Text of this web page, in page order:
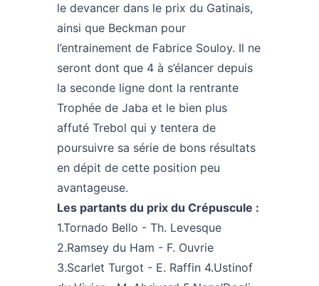
le devancer dans le prix du Gatinais,
ainsi que Beckman pour
l’entrainement de Fabrice Souloy. Il ne
seront dont que 4 à s’élancer depuis
la seconde ligne dont la rentrante
Trophée de Jaba et le bien plus
affuté Trebol qui y tentera de
poursuivre sa série de bons résultats
en dépit de cette position peu
avantageuse.
Les partants du prix du Crépuscule :
1.Tornado Bello - Th. Levesque
2.Ramsey du Ham - F. Ouvrie
3.Scarlet Turgot - E. Raffin 4.Ustinof